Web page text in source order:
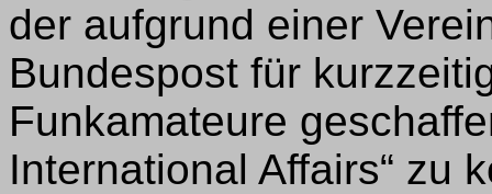
der aufgrund einer
Bundespost für
Funkamateure
International Affairs“ zu